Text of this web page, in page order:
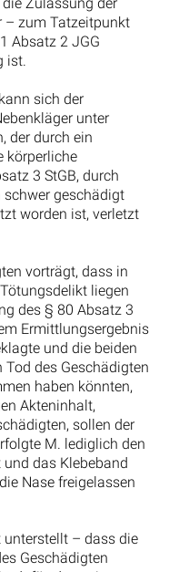
– zum Tatzeitpunkt
Absatz 2 JGG
ist.
sich der
unter
der durch ein
körperliche
3 StGB, durch
schwer geschädigt
worden ist, verletzt
vorträgt, dass in
liegen
des § 80 Absatz 3
Ermittlungsergebnis
und die beiden
des Geschädigten
haben könnten,
Akteninhalt,
sollen der
M. lediglich den
das Klebeband
Nase freigelassen
unterstellt – dass die
Geschädigten